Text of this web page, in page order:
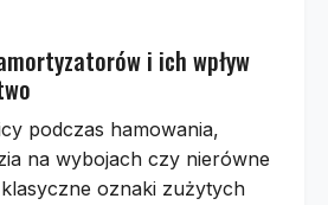
i ich wpływ
podczas hamowania,
na wybojach czy nierówne
oznaki zużytych